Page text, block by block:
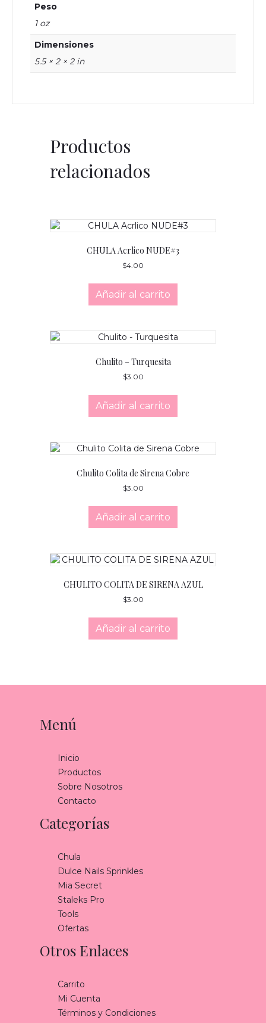
Peso
1 oz
Dimensiones
5.5 × 2 × 2 in
Productos
relacionados
CHULA Acrlico NUDE#3
$4.00
Añadir al carrito
Chulito – Turquesita
$3.00
Añadir al carrito
Chulito Colita de Sirena Cobre
$3.00
Añadir al carrito
CHULITO COLITA DE SIRENA AZUL
$3.00
Añadir al carrito
Menú
Inicio
Productos
Sobre Nosotros
Contacto
Categorías
Chula
Dulce Nails Sprinkles
Mia Secret
Staleks Pro
Tools
Ofertas
Otros Enlaces
Carrito
Mi Cuenta
Términos y Condiciones